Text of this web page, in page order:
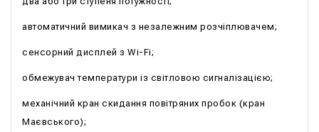
автоматичний вимикач з незалежним розчіплювачем;
сенсорний дисплей з Wi-Fi;
обмежувач температури із світловою сигналізацією;
механічний кран скидання повітряних пробок (кран
Маєвського);